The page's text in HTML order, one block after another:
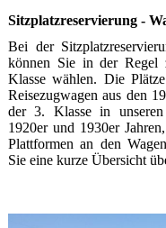
Sitzplatzreservierung -
Bei der
können Sie in der Regel
Klasse wählen. Die
Reisezugwagen aus den
der 3. Klasse in unseren
1920er und 1930er
Plattformen an den
Sie eine kurze Übersicht